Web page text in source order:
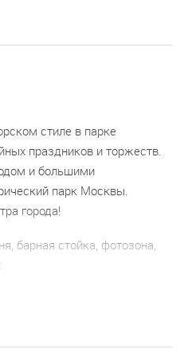
стиле в парке
праздников и торжеств.
и большими
парк Москвы.
города!
барная стойка, фотозона,
концерт, встречу,